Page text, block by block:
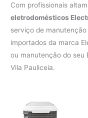
Com profissionais
eletrodomésticos
serviço de
importados da marca
ou manutenção do seu
Vila Pauliceia.